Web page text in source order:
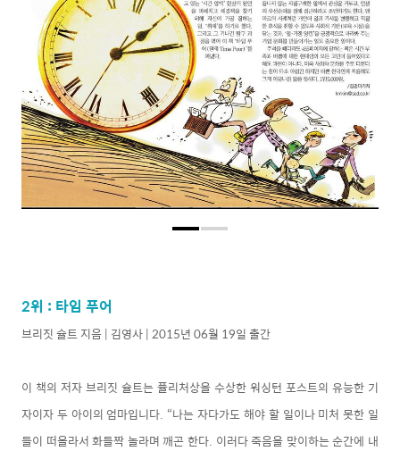
2위 : 타임 푸어
브리짓 슐트 지음 | 김영사 | 2015년 06월 19일 출간
이 책의 저자 브리짓 슐트는 퓰리처상을 수상한 워싱턴 포스트의 유능한 기
자이자 두 아이의 엄마입니다. “나는 자다가도 해야 할 일이나 미처 못한 일
들이 떠올라서 화들짝 놀라며 깨곤 한다. 이러다 죽음을 맞이하는 순간에 내